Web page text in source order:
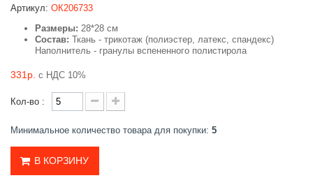
Артикул: ОК206733
Размеры: 28*28 см
Состав: Ткань - трикотаж (полиэстер, латекс, спандекс)
Наполнитель - гранулы вспененного полистирола
331р. с НДС 10%
Кол-во :
Минимальное количество товара для покупки: 5
В КОРЗИНУ